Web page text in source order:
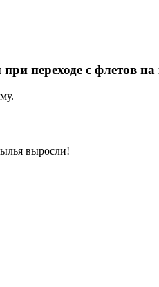
переходе с флетов
выросли!